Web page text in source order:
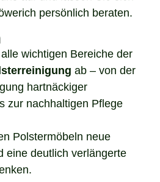
persönlich beraten.
wichtigen Bereiche der
ab – von der
hartnäckiger
zur nachhaltigen Pflege
Polstermöbeln neue
eine deutlich verlängerte